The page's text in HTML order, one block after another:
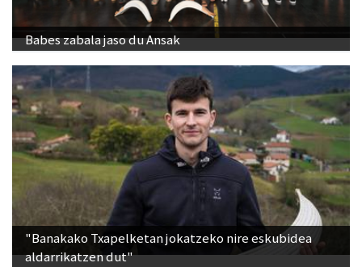
Babes zabala jaso du Ansak
"Banakako Txapelketan jokatzeko nire eskubidea
aldarrikatzen dut"